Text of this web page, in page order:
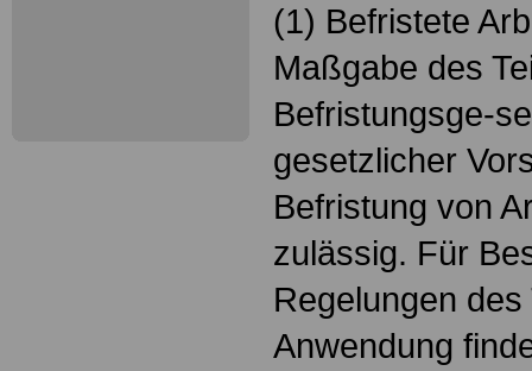
(1) Befristete
Maßgabe des
Befristungsge-
gesetzlicher
Befristung von
zulässig. Für
Regelungen
Anwendung